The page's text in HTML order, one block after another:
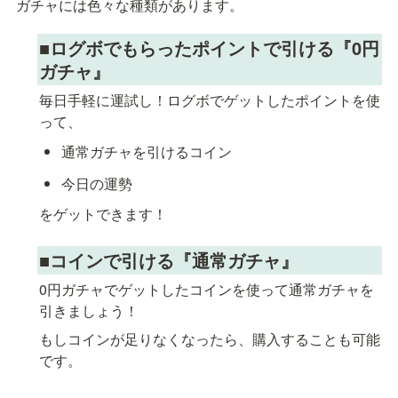
ガチャには色々な種類があります。
■ログボでもらったポイントで引ける『0円
ガチャ』
毎日手軽に運試し！ログボでゲットしたポイントを使
って、
通常ガチャを引けるコイン
今日の運勢
をゲットできます！
■コインで引ける『通常ガチャ』
0円ガチャでゲットしたコインを使って通常ガチャを
引きましょう！
もしコインが足りなくなったら、購入することも可能
です。